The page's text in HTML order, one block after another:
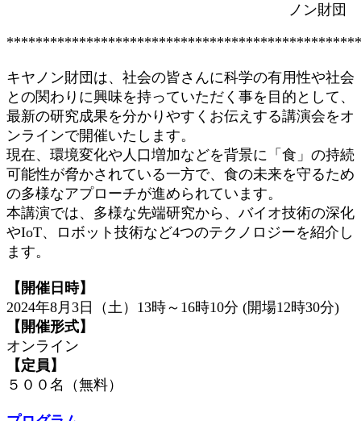
ノン財団
キヤノン財団は、社会の皆さんに科学の有用性や社会
との関わりに興味を持っていただく事を目的として、
最新の研究成果を分かりやすくお伝えする講演会をオ
ンラインで開催いたします。
現在、環境変化や人口増加などを背景に「食」の持続
可能性が脅かされている一方で、食の未来を守るため
の多様なアプローチが進められています。
本講演では、多様な先端研究から、バイオ技術の深化
やIoT、ロボット技術など4つのテクノロジーを紹介し
ます。
【開催日時】
2024年8月3日（土）13時～16時10分 (開場12時30分)
【開催形式】
オンライン
【定員】
５００名（無料）